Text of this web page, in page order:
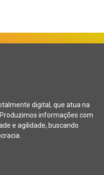
digital, que atua na
informações com
e agilidade, buscando